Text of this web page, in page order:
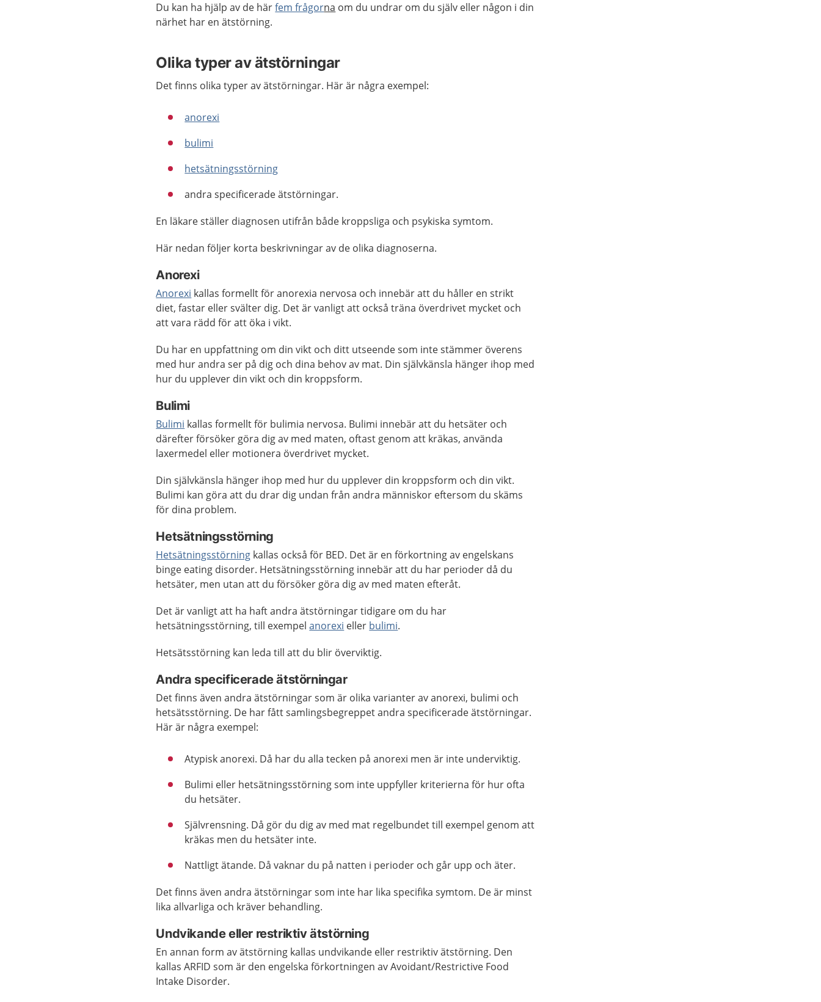
Du kan ha hjälp av de härfem frågorna om du undrar om du själv eller någon i din
närhet har en ätstörning.
Olika typer av ätstörningar
Det finns olika typer av ätstörningar. Här är några exempel:
anorexi
bulimi
hetsätningsstörning
andra specificerade ätstörningar.
En läkare ställer diagnosen utifrån både kroppsliga och psykiska symtom.
Här nedan följer korta beskrivningar av de olika diagnoserna.
Anorexi
Anorexi kallas formellt för anorexia nervosa och innebär att du håller en strikt
diet, fastar eller svälter dig. Det är vanligt att också träna överdrivet mycket och
att vara rädd för att öka i vikt.
Du har en uppfattning om din vikt och ditt utseende som inte stämmer överens
med hur andra ser på dig och dina behov av mat. Din självkänsla hänger ihop med
hur du upplever din vikt och din kroppsform.
Bulimi
Bulimi kallas formellt för bulimia nervosa. Bulimi innebär att du hetsäter och
därefter försöker göra dig av med maten, oftast genom att kräkas, använda
laxermedel eller motionera överdrivet mycket.
Din självkänsla hänger ihop med hur du upplever din kroppsform och din vikt.
Bulimi kan göra att du drar dig undan från andra människor eftersom du skäms
för dina problem.
Hetsätningsstörning
Hetsätningsstörning kallas också för BED. Det är en förkortning av engelskans
binge eating disorder. Hetsätningsstörning innebär att du har perioder då du
hetsäter, men utan att du försöker göra dig av med maten efteråt.
Det är vanligt att ha haft andra ätstörningar tidigare om du har
hetsätningsstörning, till exempelanorexi eller bulimi.
Hetsätsstörning kan leda till att du blir överviktig.
Andra specificerade ätstörningar
Det finns även andra ätstörningar som är olika varianter av anorexi, bulimi och
hetsätsstörning. De har fått samlingsbegreppet andra specificerade ätstörningar.
Här är några exempel:
Atypisk anorexi. Då har du alla tecken på anorexi men är inte underviktig.
Bulimi eller hetsätningsstörning som inte uppfyller kriterierna för hur ofta
du hetsäter.
Självrensning. Då gör du dig av med mat regelbundet till exempel genom att
kräkas men du hetsäter inte.
Nattligt ätande. Då vaknar du på natten i perioder och går upp och äter.
Det finns även andra ätstörningar som inte har lika specifika symtom. De är minst
lika allvarliga och kräver behandling.
Undvikande eller restriktiv ätstörning
En annan form av ätstörning kallas undvikande eller restriktiv ätstörning. Den
kallas ARFID som är den engelska förkortningen av Avoidant/Restrictive Food
Intake Disorder.